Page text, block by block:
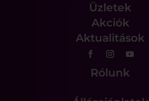
Üzletek
Akciók
Aktualitások
Rólunk